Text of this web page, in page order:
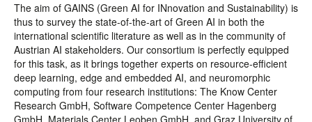
The aim of GAINS (Green AI for INnovation and Sustainability) is
thus to survey the state-of-the-art of Green AI in both the
international scientific literature as well as in the community of
Austrian AI stakeholders. Our consortium is perfectly equipped
for this task, as it brings together experts on resource-efficient
deep learning, edge and embedded AI, and neuromorphic
computing from four research institutions: The Know Center
Research GmbH, Software Competence Center Hagenberg
GmbH, Materials Center Leoben GmbH, and Graz University of